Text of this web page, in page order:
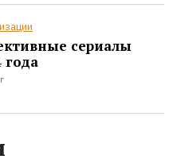
сериалы
года